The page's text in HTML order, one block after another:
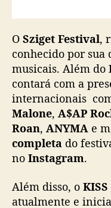
O Sziget Festival,
conhecido por sua
musicais. Além do
contará com a
internacionais
Malone, A$AP
Roan, ANYMA e
completa do
no Instagram.
Além disso, o
atualmente e